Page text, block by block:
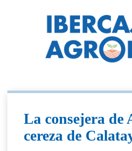
La consejera de
cereza de